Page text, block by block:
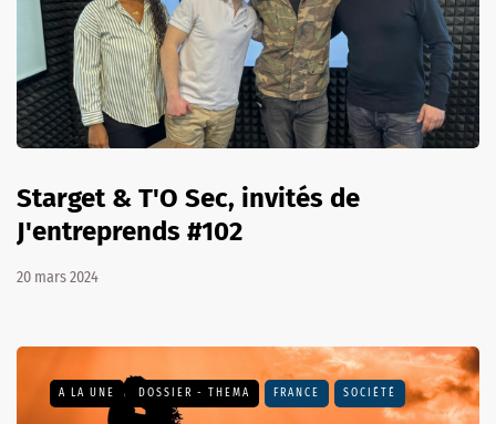
Starget & T'O Sec, invités de
J'entreprends #102
20 mars 2024
A LA UNE DOSSIER - THEMA FRANCE SOCIÉTÉ